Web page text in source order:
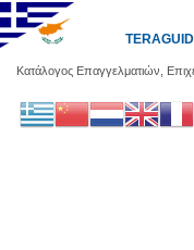
Κατάλογος Επαγγελματιών,